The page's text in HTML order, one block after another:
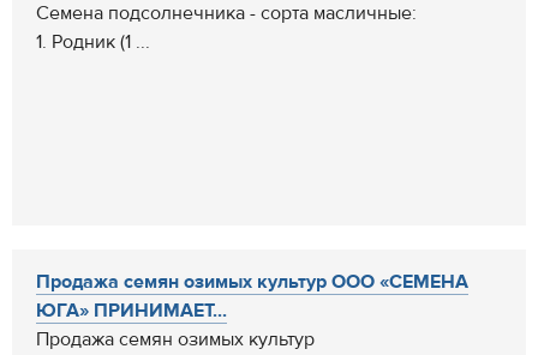
Семена подсолнечника - сорта масличные:
1. Родник (1 ...
Продажа семян озимых культур ООО «СЕМЕНА
ЮГА» ПРИНИМАЕТ...
Продажа семян озимых культур